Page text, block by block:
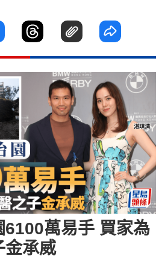
6100萬易手 買家為
金承威